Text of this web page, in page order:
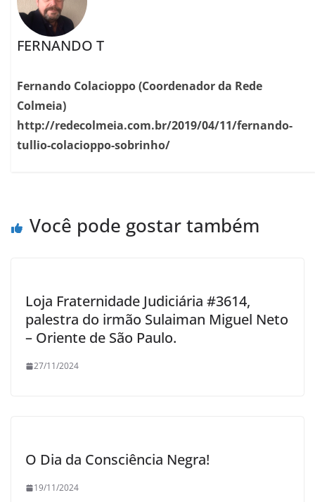
FERNANDO T
Fernando Colacioppo (Coordenador da Rede
Colmeia)
http://redecolmeia.com.br/2019/04/11/fernando-
tullio-colacioppo-sobrinho/
Você pode gostar também
Loja Fraternidade Judiciária #3614,
palestra do irmão Sulaiman Miguel Neto
– Oriente de São Paulo.
27/11/2024
O Dia da Consciência Negra!
19/11/2024